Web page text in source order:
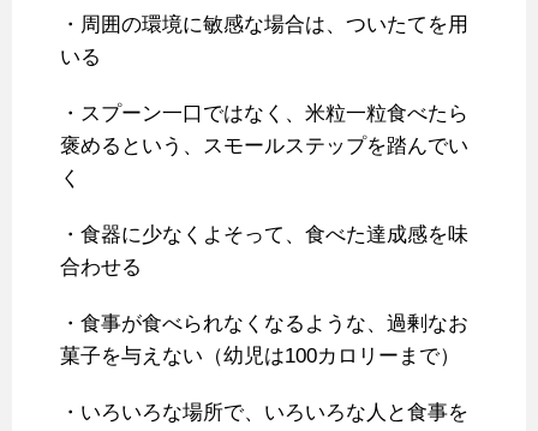
・周囲の環境に敏感な場合は、ついたてを用
いる
・スプーン一口ではなく、米粒一粒食べたら
褒めるという、スモールステップを踏んでい
く
・食器に少なくよそって、食べた達成感を味
合わせる
・食事が食べられなくなるような、過剰なお
菓子を与えない（幼児は100カロリーまで）
・いろいろな場所で、いろいろな人と食事を